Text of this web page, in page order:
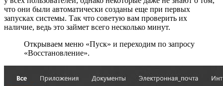
что они были автоматически созданы еще при первых
запусках системы. Так что советую вам проверить их
наличие, ведь это займет всего несколько минут.
Открываем меню «Пуск» и переходим по запросу
«Восстановление».